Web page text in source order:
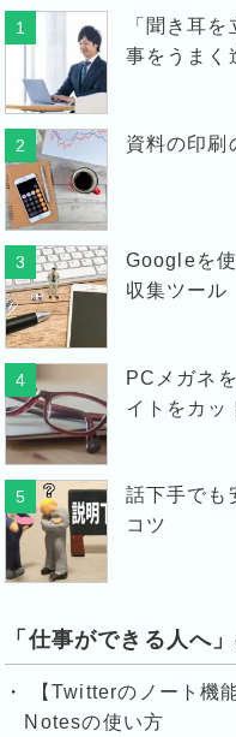
1
「聞き耳
事をうまく
2 資料の印刷
3
Googleを
収集ツール
4
PCメガネ
イトをカッ
5
話下手でも
コツ
「仕事ができる人へ
【Twitterのノート機
Notesの使い方